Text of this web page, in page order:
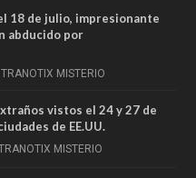
18 de julio, impresionante
abducido por
MISTERIO
vistos el 24 y 27 de
de EE.UU.
MISTERIO